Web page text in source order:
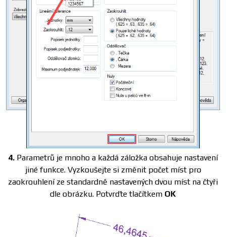
4. Parametrů je mnoho a každá záložka obsahuje nastavení
jiné funkce. Vyzkoušejte si změnit počet míst pro
zaokrouhlení ze standardně nastavených dvou míst na čtyři
dle obrázku. Potvrďte tlačítkem OK